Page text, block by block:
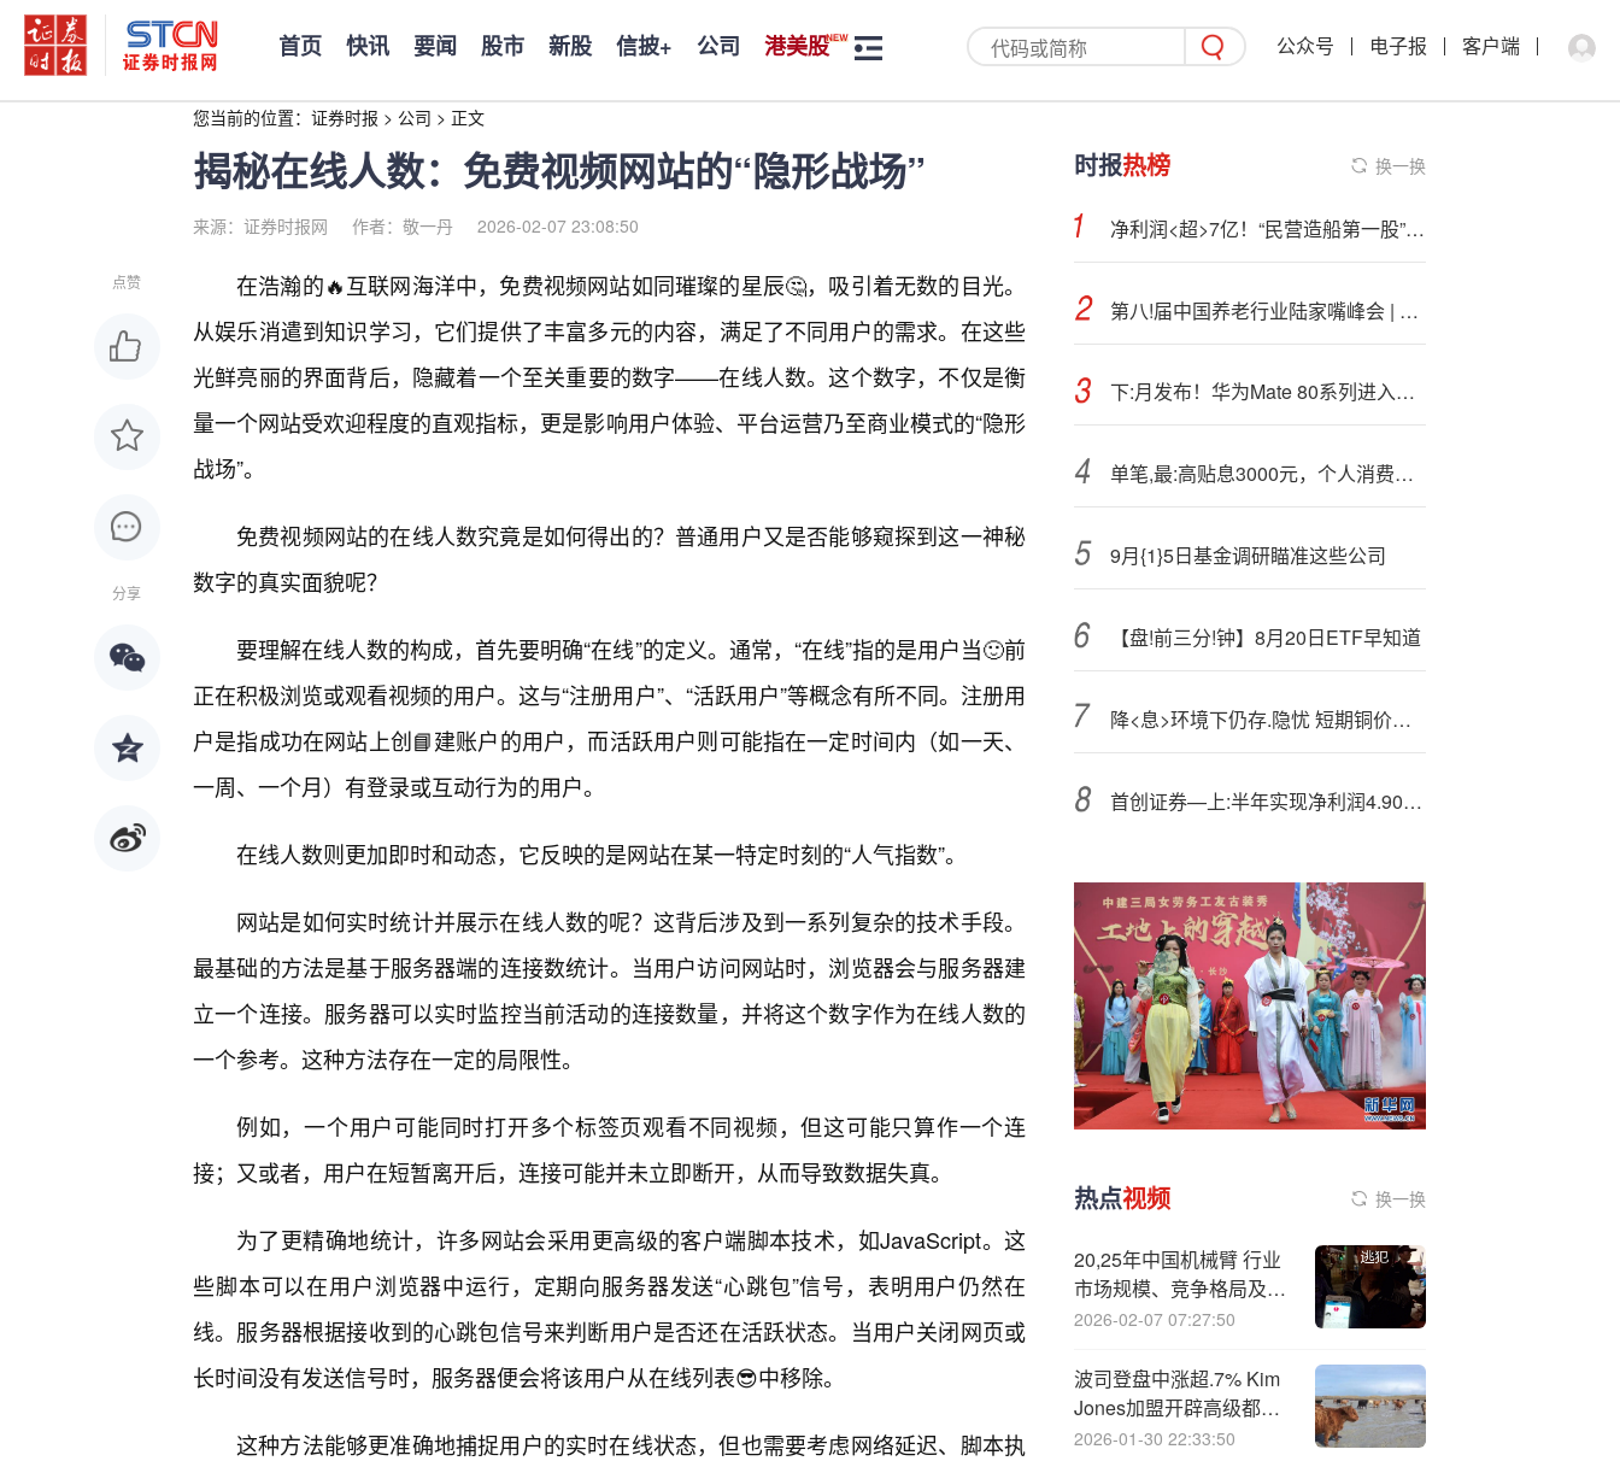
首页 快讯 要闻 股市 新股 信披+ 公司 港美股 公众号 电子报 客户端
您当前的位置： 证券时报 > 公司 > 正文
揭秘在线人数：免费视频网站的“隐形战场”
来源：证券时报网 作者：敬一丹 2026-02-07 23:08:50
点赞
分享
在浩瀚的🔥互联网海洋中，免费视频网站如同璀璨的星辰🤔，吸引着无数的目光。
从娱乐消遣到知识学习，它们提供了丰富多元的内容，满足了不同用户的需求。在这些
光鲜亮丽的界面背后，隐藏着一个至关重要的数字——在线人数。这个数字，不仅是衡
量一个网站受欢迎程度的直观指标，更是影响用户体验、平台运营乃至商业模式的“隐形
战场”。
免费视频网站的在线人数究竟是如何得出的？普通用户又是否能够窥探到这一神秘
数字的真实面貌呢？
要理解在线人数的构成，首先要明确“在线”的定义。通常，“在线”指的是用户当🙂前
正在积极浏览或观看视频的用户。这与“注册用户”、“活跃用户”等概念有所不同。注册用
户是指成功在网站上创📘建账户的用户，而活跃用户则可能指在一定时间内（如一天、
一周、一个月）有登录或互动行为的用户。
在线人数则更加即时和动态，它反映的是网站在某一特定时刻的“人气指数”。
网站是如何实时统计并展示在线人数的呢？这背后涉及到一系列复杂的技术手段。
最基础的方法是基于服务器端的连接数统计。当用户访问网站时，浏览器会与服务器建
立一个连接。服务器可以实时监控当前活动的连接数量，并将这个数字作为在线人数的
一个参考。这种方法存在一定的局限性。
例如，一个用户可能同时打开多个标签页观看不同视频，但这可能只算作一个连
接；又或者，用户在短暂离开后，连接可能并未立即断开，从而导致数据失真。
为了更精确地统计，许多网站会采用更高级的客户端脚本技术，如JavaScript。这
些脚本可以在用户浏览器中运行，定期向服务器发送“心跳包”信号，表明用户仍然在
线。服务器根据接收到的心跳包信号来判断用户是否还在活跃状态。当用户关闭网页或
长时间没有发送信号时，服务器便会将该用户从在线列表😎中移除。
这种方法能够更准确地捕捉用户的实时在线状态，但也需要考虑网络延迟、脚本执
时报热榜 换一换
净利润<超>7亿！“民营造船第一股”交出靓丽答卷
第八!届中国养老行业陆家嘴峰会 | 平行论坛之《国资国企推动银发产业高质量发展论坛》
下:月发布！华为Mate 80系列进入最后准备阶段：非凡大师版万元起售
单笔,最:高贴息3000元，个人消费贷财政贴息政策最新解读
9月{1}5日基金调研瞄准这些公司
【盘!前三分!钟】8月20日ETF早知道
降<息>环境下仍存.隐忧 短期铜价保持高位震荡格局
首创证券—上:半年实现净利润4.90亿元 投资类业务收入同比增长56.07%
热点视频 换一换
20,25年中国机械臂 行业
市场规模、竞争格局及趋
势研判：应用场景多元
发展重点[图]
2026-02-07 07:27:50
波司登盘中涨超.7% Kim
Jones加盟开辟高级都市
线
2026-01-30 22:33:50